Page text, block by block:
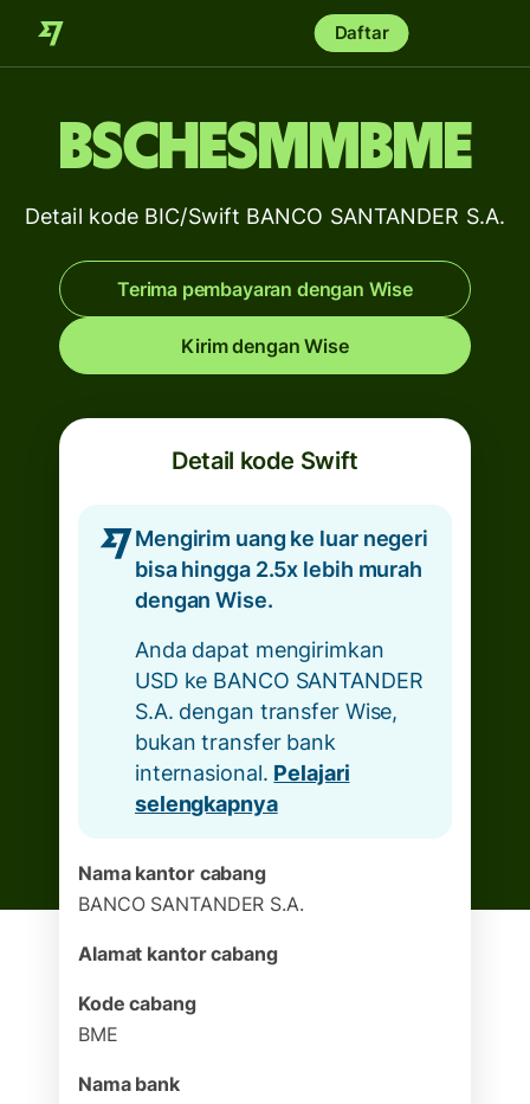
Daftar
BSCHESMMBME
Detail kode BIC/Swift BANCO SANTANDER S.A.
Terima pembayaran dengan Wise
Kirim dengan Wise
Detail kode Swift
Mengirim uang ke luar negeri
bisa hingga 2.5x lebih murah
dengan Wise.
Anda dapat mengirimkan
USD ke BANCO SANTANDER
S.A. dengan transfer Wise,
bukan transfer bank
internasional. Pelajari
selengkapnya
Nama kantor cabang
BANCO SANTANDER S.A.
Alamat kantor cabang
Kode cabang
BME
Nama bank